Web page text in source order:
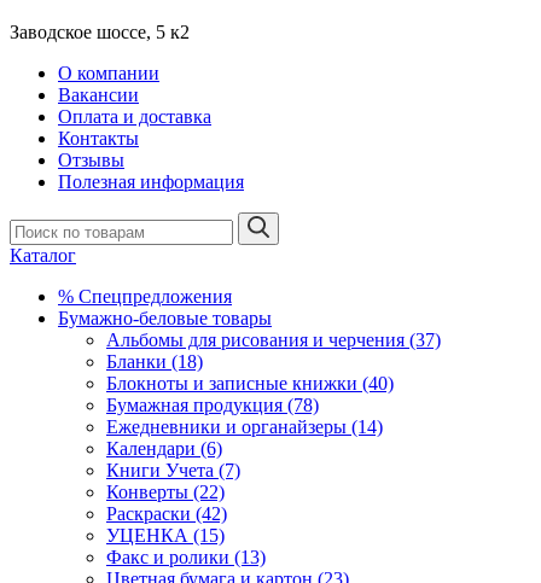
Заводское шоссе, 5 к2
О компании
Вакансии
Оплата и доставка
Контакты
Отзывы
Полезная информация
Каталог
% Спецпредложения
Бумажно-беловые товары
Альбомы для рисования и черчения (37)
Бланки (18)
Блокноты и записные книжки (40)
Бумажная продукция (78)
Ежедневники и органайзеры (14)
Календари (6)
Книги Учета (7)
Конверты (22)
Раскраски (42)
УЦЕНКА (15)
Факс и ролики (13)
Цветная бумага и картон (23)